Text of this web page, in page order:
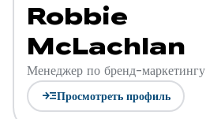
Robbie
McLachlan
Менеджер по бренд-маркетингу
read_moreПросмотреть профиль